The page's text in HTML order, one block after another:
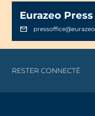
Eurazeo
RESTER CONNECTÉ